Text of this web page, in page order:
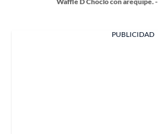
PUBLICIDAD